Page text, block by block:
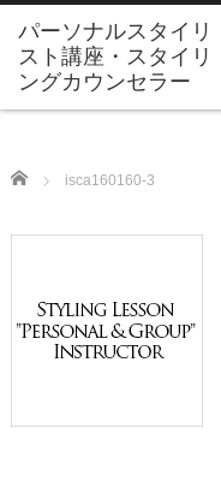
Home isca160160-3